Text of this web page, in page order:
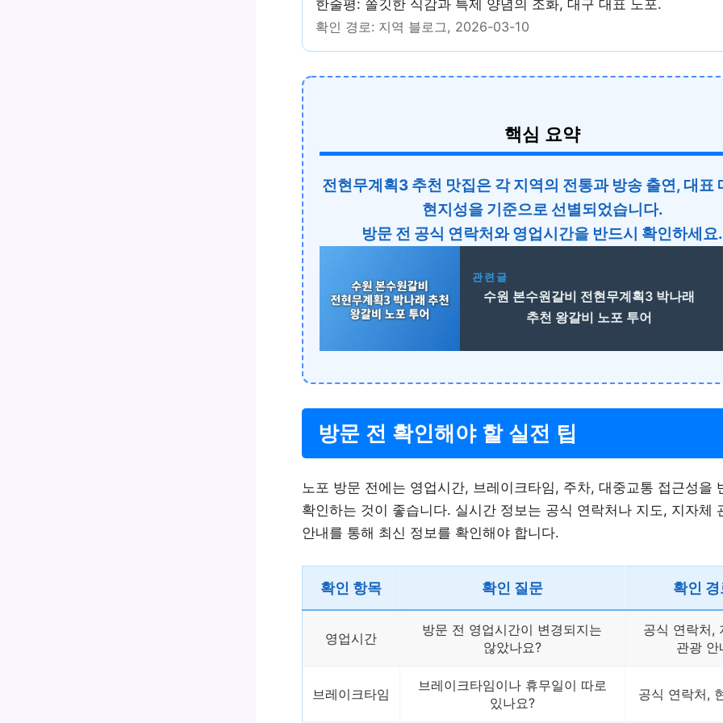
한줄평: 쫄깃한 식감과 특제 양념의 조화, 대구 대표 노포.
확인 경로: 지역 블로그, 2026-03-10
핵심 요약
전현무계획3 추천 맛집은 각 지역의 전통과 방송 출연, 대표
현지성을 기준으로 선별되었습니다.
방문 전 공식 연락처와 영업시간을 반드시 확인하세요.
관련글
수원 본수원갈비 전현무계획3 박나래
추천 왕갈비 노포 투어
방문 전 확인해야 할 실전 팁
노포 방문 전에는 영업시간, 브레이크타임, 주차, 대중교통 접근성을
확인하는 것이 좋습니다. 실시간 정보는 공식 연락처나 지도, 지자체
안내를 통해 최신 정보를 확인해야 합니다.
확인 항목 확인 질문 확인
영업시간
방문 전 영업시간이 변경되지는
않았나요?
공식 연락처,
관광 안
브레이크타임
브레이크타임이나 휴무일이 따로
있나요?
공식 연락처,